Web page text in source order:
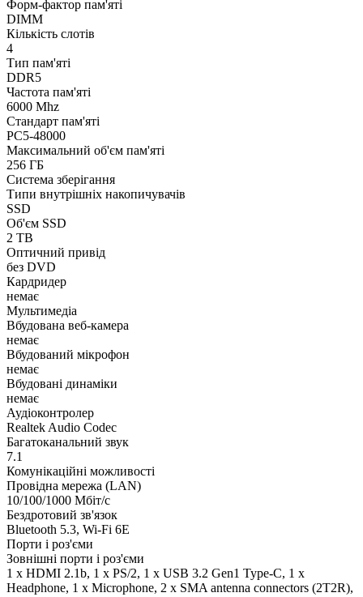
Форм-фактор пам'яті
DIMM
Кількість слотів
4
Тип пам'яті
DDR5
Частота пам'яті
6000 Mhz
Стандарт пам'яті
PC5-48000
Максимальний об'єм пам'яті
256 ГБ
Система зберігання
Типи внутрішніх накопичувачів
SSD
Об'єм SSD
2 TB
Оптичний привід
без DVD
Кардридер
немає
Мультимедіа
Вбудована веб-камера
немає
Вбудований мікрофон
немає
Вбудовані динаміки
немає
Аудіоконтролер
Realtek Audio Codec
Багатоканальний звук
7.1
Комунікаційні можливості
Провідна мережа (LAN)
10/100/1000 Мбіт/с
Бездротовий зв'язок
Bluetooth 5.3, Wi-Fi 6E
Порти і роз'єми
Зовнішні порти і роз'єми
1 x HDMI 2.1b, 1 x PS/2, 1 x USB 3.2 Gen1 Type-C, 1 x
Нeadphone, 1 х Microphone, 2 x SMA antenna connectors (2T2R),